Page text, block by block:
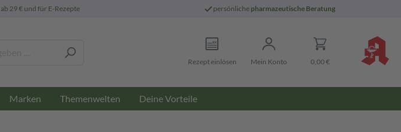
ab 29 € und für E-Rezepte persönliche pharmazeutische Beratung
Rezept einlösen Mein Konto 0,00 €
Marken Themenwelten Deine Vorteile